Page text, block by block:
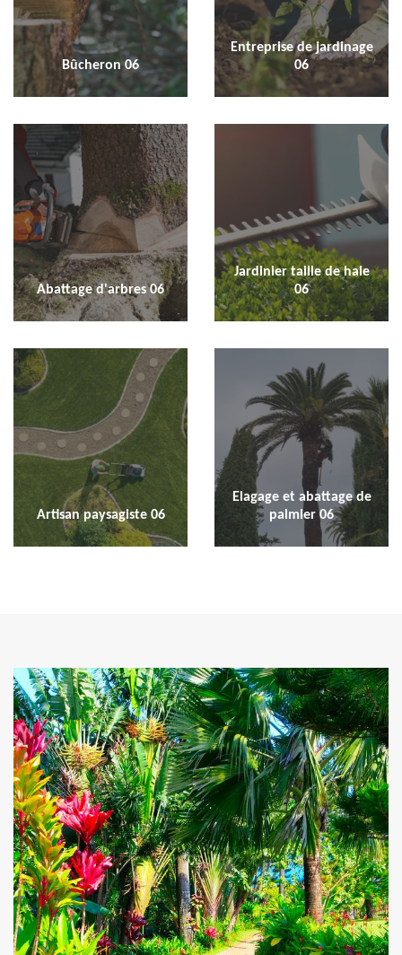
Bûcheron 06
Entreprise de jardinage
06
Abattage d'arbres 06
Jardinier taille de haie
06
Artisan paysagiste 06
Elagage et abattage de
palmier 06